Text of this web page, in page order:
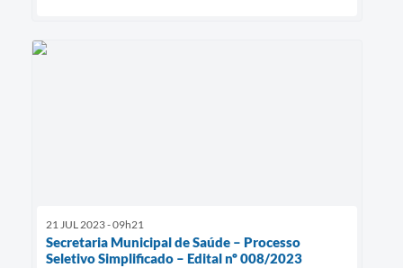
21 JUL 2023 - 09h21
Secretaria Municipal de Saúde – Processo
Seletivo Simplificado – Edital nº 008/2023